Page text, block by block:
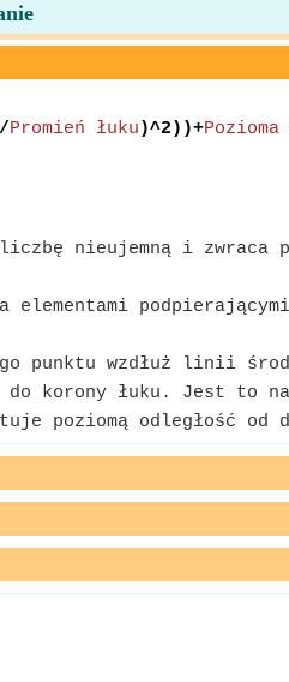
Promień łuku )^2))+
nieujemną i zwraca
elementami
punktu wzdłuż linii
korony łuku. Jest to
poziomą odległość od